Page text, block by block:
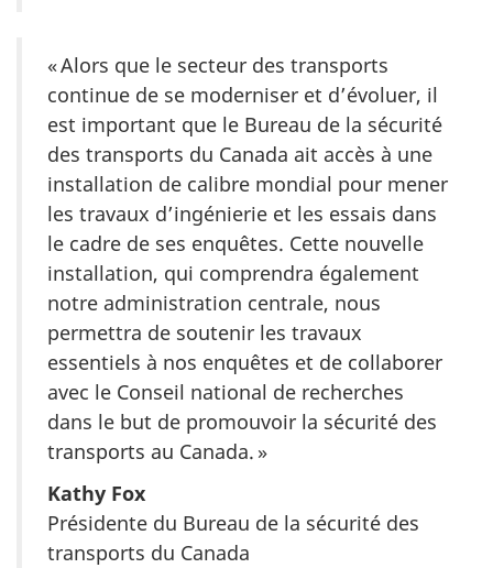
« Alors que le secteur des transports
continue de se moderniser et d’évoluer, il
est important que le Bureau de la sécurité
des transports du Canada ait accès à une
installation de calibre mondial pour mener
les travaux d’ingénierie et les essais dans
le cadre de ses enquêtes. Cette nouvelle
installation, qui comprendra également
notre administration centrale, nous
permettra de soutenir les travaux
essentiels à nos enquêtes et de collaborer
avec le Conseil national de recherches
dans le but de promouvoir la sécurité des
transports au Canada. »
Kathy Fox
Présidente du Bureau de la sécurité des
transports du Canada